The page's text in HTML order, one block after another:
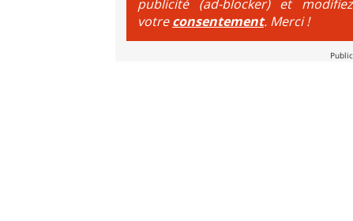
publicité (ad-blocker) et modifiez
votreconsentement. Merci !